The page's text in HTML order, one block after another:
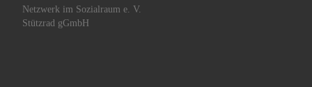
Netzwerk im Sozialraum e. V.
Stützrad gGmbH